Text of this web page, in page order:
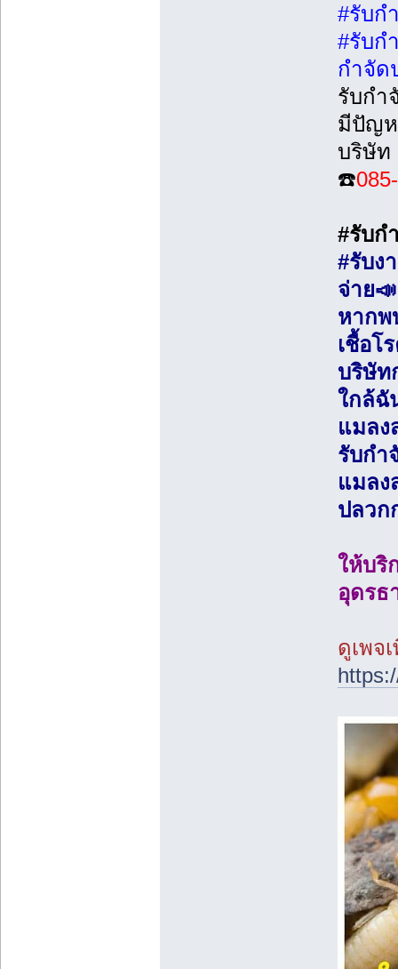
#รับก
#รับก
กำจัด
รับกำ
มีปัญห
บริษัท
☎️
#รับก
#รับง
จ่าย📣
หากพ
เชื้อโ
บริษัท
ใกล้ฉั
แมลง
รับกำ
แมลง
ปลวก
ให้บริ
อุดรธ
ดูเพจ